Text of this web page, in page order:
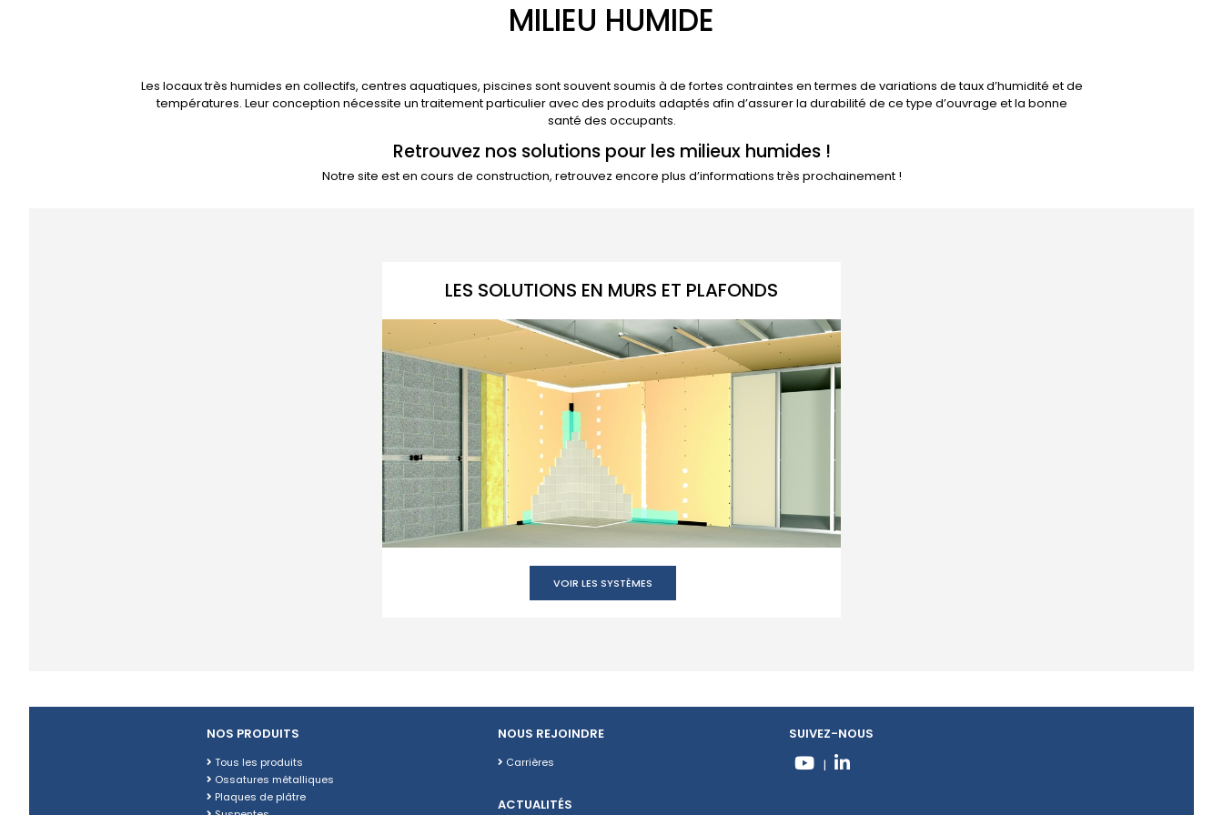
MILIEU HUMIDE
Les locaux très humides en collectifs, centres aquatiques, piscines sont souvent soumis à de fortes contraintes en termes de variations de taux d’humidité et de
températures. Leur conception nécessite un traitement particulier avec des produits adaptés afin d’assurer la durabilité de ce type d’ouvrage et la bonne
santé des occupants.
Retrouvez nos solutions pour les milieux humides !
Notre site est en cours de construction, retrouvez encore plus d’informations très prochainement !
LES SOLUTIONS EN MURS ET PLAFONDS
VOIR LES SYSTÈMES
NOS PRODUITS
Tous les produits
Ossatures métalliques
Plaques de plâtre
NOUS REJOINDRE
Carrières
ACTUALITÉS
SUIVEZ-NOUS
|